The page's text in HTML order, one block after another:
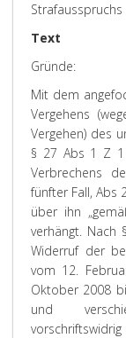
Text
Gründe:
Mit dem
Vergehens
Vergehen) des
§ 27 Abs 1 Z 1
Verbrechens
fünfter Fall, Abs
über ihn
verhängt. Nach
Widerruf der
vom 12.
Oktober 2008
und